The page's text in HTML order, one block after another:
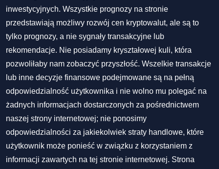
inwestycyjnych. Wszystkie prognozy na stronie
przedstawiają możliwy rozwój cen kryptowalut, ale są to
tylko prognozy, a nie sygnały transakcyjne lub
rekomendacje. Nie posiadamy kryształowej kuli, która
pozwoliłaby nam zobaczyć przyszłość. Wszelkie transakcje
lub inne decyzje finansowe podejmowane są na pełną
odpowiedzialność użytkownika i nie wolno mu polegać na
żadnych informacjach dostarczonych za pośrednictwem
naszej strony internetowej; nie ponosimy
odpowiedzialności za jakiekolwiek straty handlowe, które
użytkownik może ponieść w związku z korzystaniem z
informacji zawartych na tej stronie internetowej. Strona